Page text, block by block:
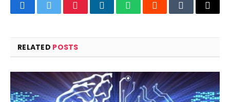
FacebookTwitterPinterestLinkedInWhatsAppRedditTumblrEmail
RELATED POSTS